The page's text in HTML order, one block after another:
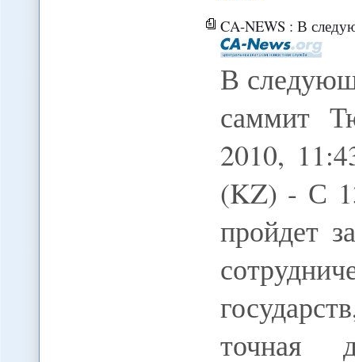
CA-NEWS : В
В
саммит
2010,
(KZ) - С
пройдет
точная